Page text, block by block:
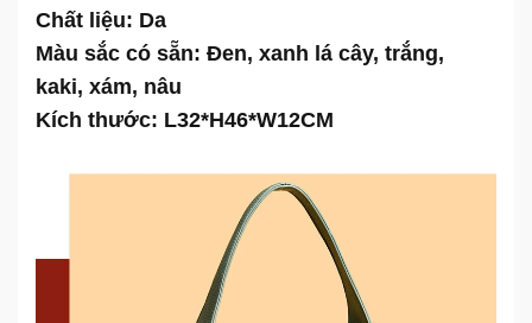
Chất liệu: Da
Màu sắc có sẵn: Đen, xanh lá cây, trắng,
kaki, xám, nâu
Kích thước: L32*H46*W12CM